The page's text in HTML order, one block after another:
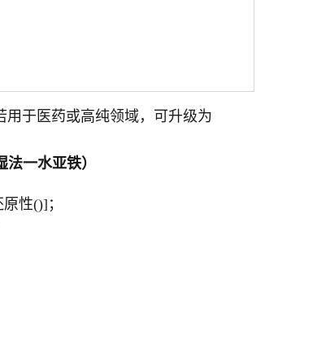
用于医药或高纯领域，可升级为
一水亚铁）
性()]；